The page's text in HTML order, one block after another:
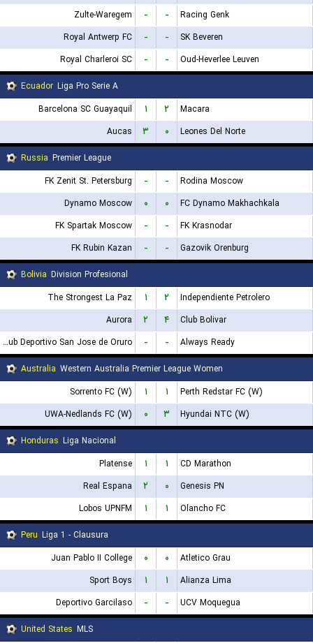
Zulte-Waregem
- -
Racing Genk
Royal Antwerp FC
- -
SK Beveren
Royal Charleroi SC
- -
Oud-Heverlee Leuven
Ecuador Liga Pro Serie A
Barcelona SC Guayaquil
۱ ۲
Macara
Aucas
۳ ۰
Leones Del Norte
Russia Premier League
FK Zenit St. Petersburg
- -
Rodina Moscow
Dynamo Moscow
۰ ۰
FC Dynamo Makhachkala
FK Spartak Moscow
- -
FK Krasnodar
FK Rubin Kazan
- -
Gazovik Orenburg
Bolivia Division Profesional
The Strongest La Paz
۱ ۲
Independiente Petrolero
Aurora
۲ ۴
Club Bolivar
GV Club Deportivo San Jose de Oruro
- -
Always Ready
Australia Western Australia Premier League Women
Sorrento FC (W)
۱ ۱
Perth Redstar FC (W)
UWA-Nedlands FC (W)
۰ ۳
Hyundai NTC (W)
Honduras Liga Nacional
Platense
۱ ۱
CD Marathon
Real Espana
۲ ۰
Genesis PN
Lobos UPNFM
۱ ۱
Olancho FC
Peru Liga 1 - Clausura
Juan Pablo II College
۰ ۰
Atletico Grau
Sport Boys
۱ ۱
Alianza Lima
Deportivo Garcilaso
- -
UCV Moquegua
United States MLS